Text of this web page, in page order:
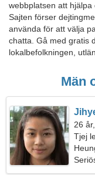
webbplatsen att hjälpa
Sajten förser
använda för att välja
chatta. Gå med gratis
lokalbefolkningen,
Män
26
Tjej